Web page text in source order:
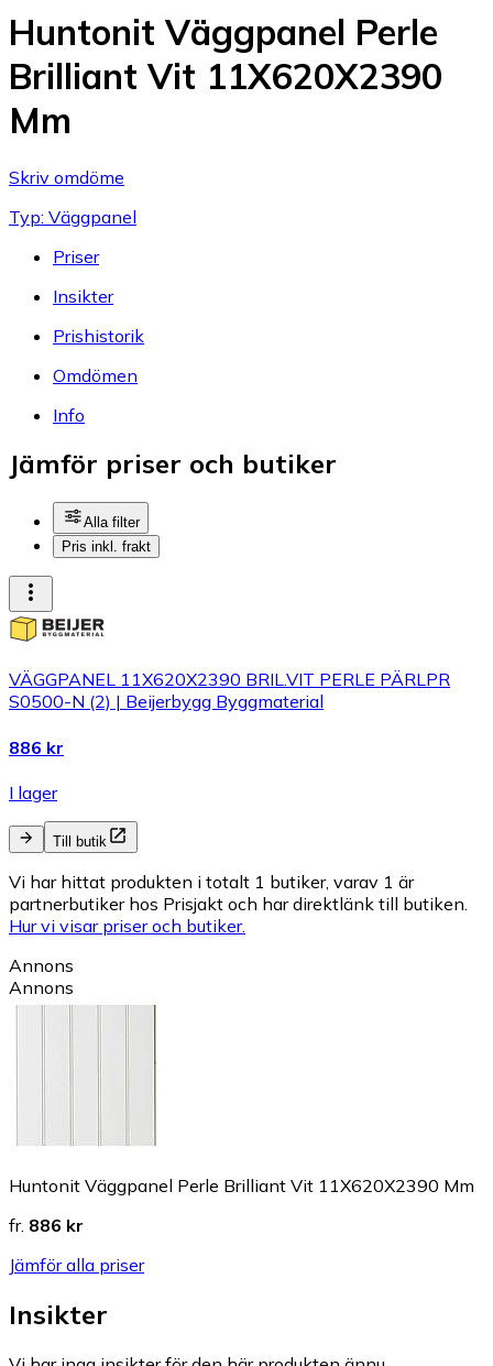
Huntonit Väggpanel Perle
Brilliant Vit 11X620X2390
Mm
Skriv omdöme
Typ: Väggpanel
Priser
Insikter
Prishistorik
Omdömen
Info
Jämför priser och butiker
Alla filter
Pris inkl. frakt
VÄGGPANEL 11X620X2390 BRIL.VIT PERLE PÄRLPR
S0500-N (2) | Beijerbygg Byggmaterial
886 kr
I lager
Till butik
Vi har hittat produkten i totalt 1 butiker, varav 1 är
partnerbutiker hos Prisjakt och har direktlänk till butiken.
Hur vi visar priser och butiker.
Annons
Annons
Huntonit Väggpanel Perle Brilliant Vit 11X620X2390 Mm
fr. 886 kr
Jämför alla priser
Insikter